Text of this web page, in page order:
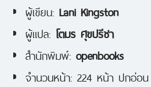
ผู้เขียน: Lani Kingston
ผู้แปล: โตมร ศุขปรีชา
สำนักพิมพ์: openbooks
จำนวนหน้า: 224 หน้า ปกอ่อน